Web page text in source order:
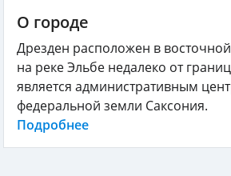
О городе
Дрезден расположен в
на реке Эльбе недалеко от
является административным
федеральной земли Саксония.
Подробнее